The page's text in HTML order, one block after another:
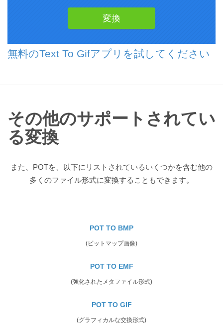
無料のText To Gifアプリを試してください
その他のサポートされてい
る変換
また、POTを、以下にリストされているいくつかを含む他の
多くのファイル形式に変換することもできます。
POT TO BMP
(ビットマップ画像)
POT TO EMF
(強化されたメタファイル形式)
POT TO GIF
(グラフィカルな交換形式)